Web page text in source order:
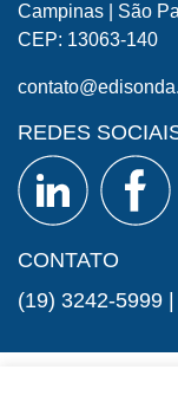
Campinas | São
CEP: 13063-140
REDES
CONTATO
(19) 3242-5999